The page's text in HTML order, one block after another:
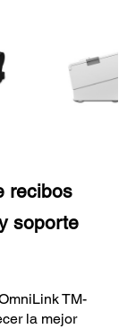
recibos
soporte
TM-
la mejor